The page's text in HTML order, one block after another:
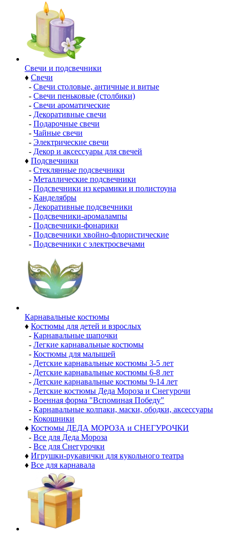
Свечи и подсвечники
♦ Свечи
- Свечи столовые, античные и витые
- Свечи пеньковые (столбики)
- Свечи ароматические
- Декоративные свечи
- Подарочные свечи
- Чайные свечи
- Электрические свечи
- Декор и аксессуары для свечей
♦ Подсвечники
- Стеклянные подсвечники
- Металлические подсвечники
- Подсвечники из керамики и полистоуна
- Канделябры
- Декоративные подсвечники
- Подсвечники-аромалампы
- Подсвечники-фонарики
- Подсвечники хвойно-флористические
- Подсвечники с электросвечами
Карнавальные костюмы
♦ Костюмы для детей и взрослых
- Карнавальные шапочки
- Легкие карнавальные костюмы
- Костюмы для малышей
- Детские карнавальные костюмы 3-5 лет
- Детские карнавальные костюмы 6-8 лет
- Детские карнавальные костюмы 9-14 лет
- Детские костюмы Деда Мороза и Снегурочи
- Военная форма "Вспоминая Победу"
- Карнавальные колпаки, маски, ободки, аксессуары
- Кокошники
♦ Костюмы ДЕДА МОРОЗА и СНЕГУРОЧКИ
- Все для Деда Мороза
- Все для Снегурочки
♦ Игрушки-рукавички для кукольного театра
♦ Все для карнавала